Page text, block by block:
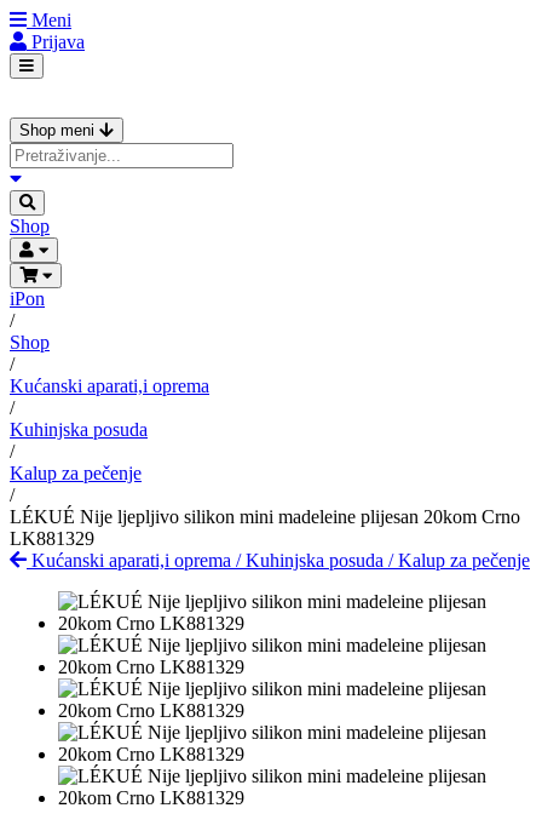
Meni
Prijava
Shop meni
Shop
iPon
/
Shop
/
Kućanski aparati,i oprema
/
Kuhinjska posuda
/
Kalup za pečenje
/
LÉKUÉ Nije ljepljivo silikon mini madeleine plijesan 20kom Crno
LK881329
Kućanski aparati,i oprema /Kuhinjska posuda /Kalup za pečenje